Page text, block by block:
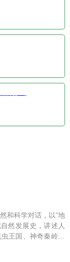
和科学对话，以“地
然发展史，讲述人
王国、神奇秦岭、
列有岩石鼻祖紫苏
、似银杏、新芦木